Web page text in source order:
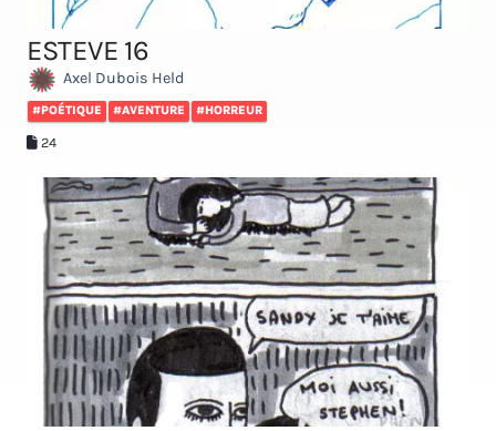
ESTEVE 16
Axel Dubois Held
#POÉTIQUE #AVENTURE #HORREUR
24